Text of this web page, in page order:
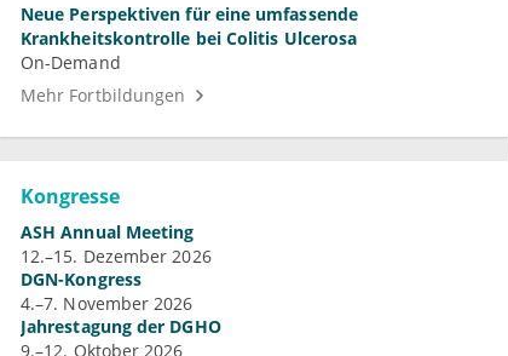
Neue Perspektiven für eine umfassende
Krankheitskontrolle bei Colitis Ulcerosa
On-Demand
Mehr Fortbildungen
Kongresse
ASH Annual Meeting
12.–15. Dezember 2026
DGN-Kongress
4.–7. November 2026
Jahrestagung der DGHO
9.–12. Oktober 2026